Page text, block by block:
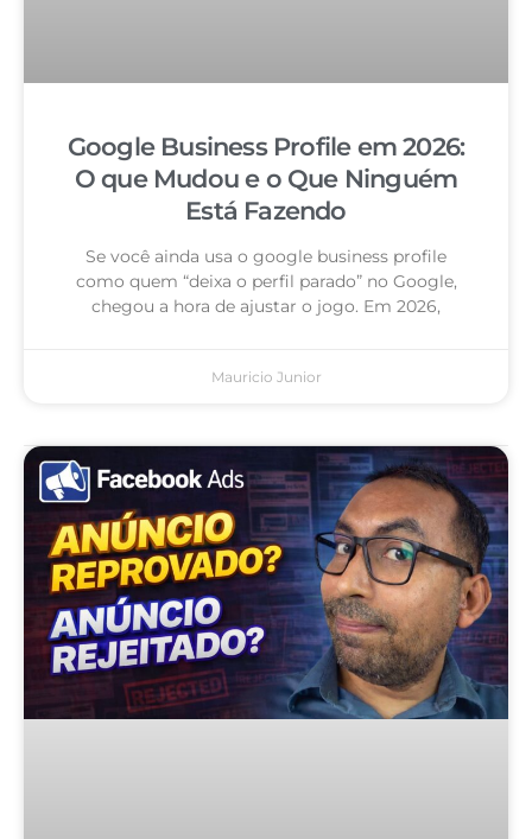
Google Business Profile em 2026:
O que Mudou e o Que Ninguém
Está Fazendo
Se você ainda usa o google business profile
como quem “deixa o perfil parado” no Google,
chegou a hora de ajustar o jogo. Em 2026,
Mauricio Junior